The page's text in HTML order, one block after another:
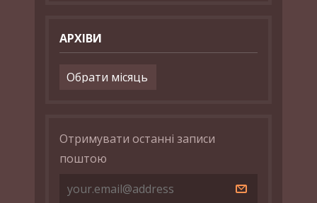
АРХІВИ
Архіви
Отримувати останні записи
поштою